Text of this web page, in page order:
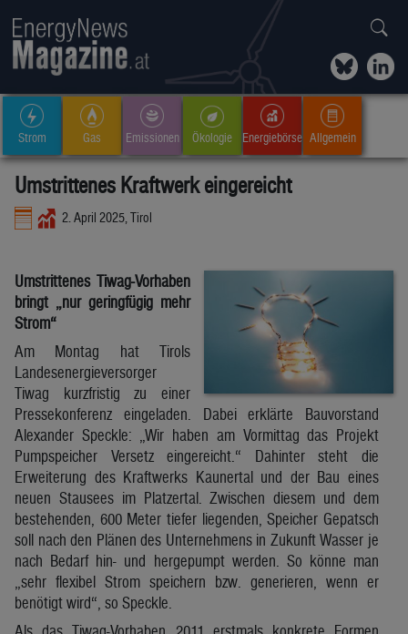
Strom Gas Emissionen Ökologie Energiebörse Allgemein
Umstrittenes Kraftwerk eingereicht
2. April 2025, Tirol
Umstrittenes Tiwag-Vorhaben
bringt „nur geringfügig mehr
Strom“
Am Montag hat Tirols
Landesenergieversorger
Tiwag kurzfristig zu einer
Pressekonferenz eingeladen. Dabei erklärte Bauvorstand
Alexander Speckle: „Wir haben am Vormittag das Projekt
Pumpspeicher Versetz eingereicht.“ Dahinter steht die
Erweiterung des Kraftwerks Kaunertal und der Bau eines
neuen Stausees im Platzertal. Zwischen diesem und dem
bestehenden, 600 Meter tiefer liegenden, Speicher Gepatsch
soll nach den Plänen des Unternehmens in Zukunft Wasser je
nach Bedarf hin- und hergepumpt werden. So könne man
„sehr flexibel Strom speichern bzw. generieren, wenn er
benötigt wird“, so Speckle.